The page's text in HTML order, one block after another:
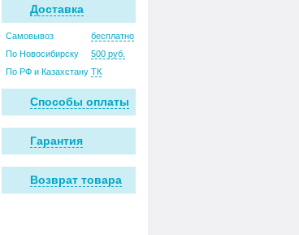
Доставка
Самовывоз
бесплатно
По Новосибирску
500 руб.
По РФ и Казахстану ТК
Способы оплаты
Гарантия
Возврат товара